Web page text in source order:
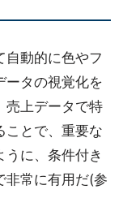
自動的に色やフ
ータの視覚化を
売上データで特
ことで、重要な
に、条件付き
非常に有用だ(参